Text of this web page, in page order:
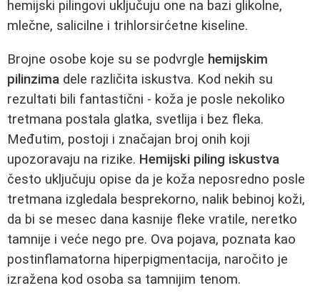
hemijski pilingovi uključuju one na bazi glikolne,
mlečne, salicilne i trihlorsirćetne kiseline.
Brojne osobe koje su se podvrgle hemijskim
pilinzima dele različita iskustva. Kod nekih su
rezultati bili fantastični - koža je posle nekoliko
tretmana postala glatka, svetlija i bez fleka.
Međutim, postoji i značajan broj onih koji
upozoravaju na rizike. Hemijski piling iskustva
često uključuju opise da je koža neposredno posle
tretmana izgledala besprekorno, nalik bebinoj koži,
da bi se mesec dana kasnije fleke vratile, neretko
tamnije i veće nego pre. Ova pojava, poznata kao
postinflamatorna hiperpigmentacija, naročito je
izražena kod osoba sa tamnijim tenom.